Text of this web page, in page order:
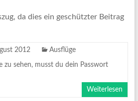
da dies ein geschützter Beitrag
2012 Ausflüge
zu sehen, musst du dein Passwort
Weiterlesen